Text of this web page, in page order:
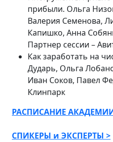
прибыли. Ольга
Валерия Семенова,
Капишко, Анна
Партнер сессии –
Как заработать на
Дударь, Ольга
Иван Соков, Павел
Клинпарк
РАСПИСАНИЕ
СПИКЕРЫ и ЭКСПЕРТЫ >